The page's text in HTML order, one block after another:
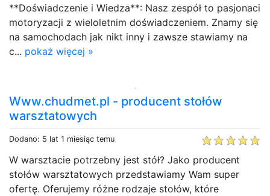
**Doświadczenie i Wiedza**: Nasz zespół to pasjonaci
motoryzacji z wieloletnim doświadczeniem. Znamy się
na samochodach jak nikt inny i zawsze stawiamy na
c... pokaż więcej »
Www.chudmet.pl - producent stołów
warsztatowych
Dodano: 5 lat 1 miesiąc temu
W warsztacie potrzebny jest stół? Jako producent
stołów warsztatowych przedstawiamy Wam super
ofertę. Oferujemy różne rodzaje stołów, które